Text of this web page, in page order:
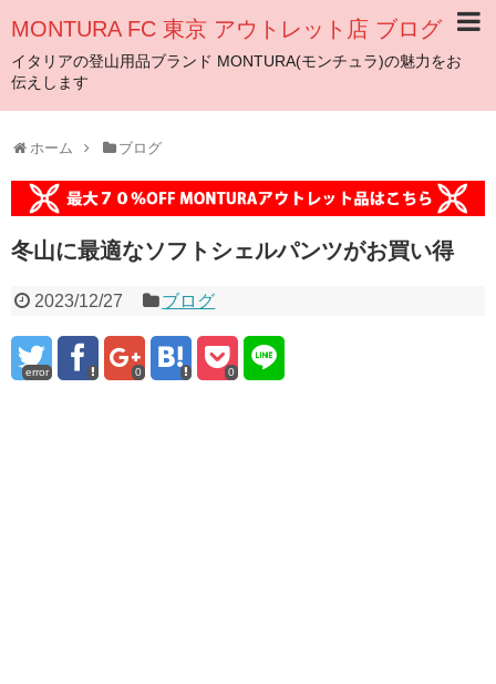
MONTURA FC 東京 アウトレット店 ブログ
イタリアの登山用品ブランド MONTURA(モンチュラ)の魅力をお
伝えします
ホーム ブログ
冬山に最適なソフトシェルパンツがお買い得
2023/12/27 ブログ
error 0 0